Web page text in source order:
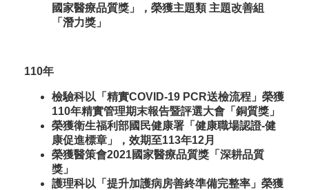
國家醫療品質獎」，榮獲主題類 主題改善組
「潛力獎」
110年
檢驗科以「精實COVID-19 PCR送檢流程」榮獲
110年精實管理期末報告暨評選大會「銅質獎」
榮獲衛生福利部國民健康署「健康職場認證-健
康促進標章」，效期至113年12月
榮獲醫策會2021國家醫療品質獎「深耕品質
獎」
護理科以「提升加護病房善終準備完整率」榮獲